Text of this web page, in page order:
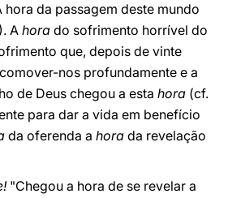
hora da passagem deste mundo
A hora do sofrimento horrível do
que, depois de vinte
nos profundamente e a
de Deus chegou a esta hora (cf.
para dar a vida em benefício
da oferenda a hora da revelação
"Chegou a hora de se revelar a